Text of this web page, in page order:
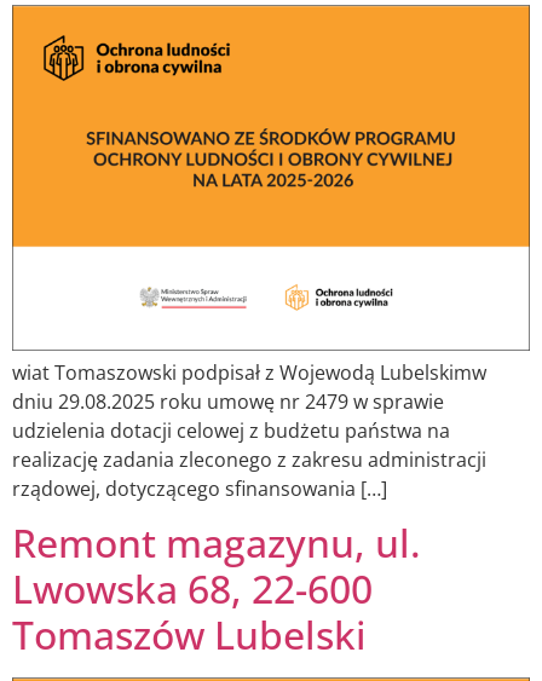
wiat Tomaszowski podpisał z Wojewodą Lubelskimw
dniu 29.08.2025 roku umowę nr 2479 w sprawie
udzielenia dotacji celowej z budżetu państwa na
realizację zadania zleconego z zakresu administracji
rządowej, dotyczącego sfinansowania […]
Remont magazynu, ul.
Lwowska 68, 22-600
Tomaszów Lubelski